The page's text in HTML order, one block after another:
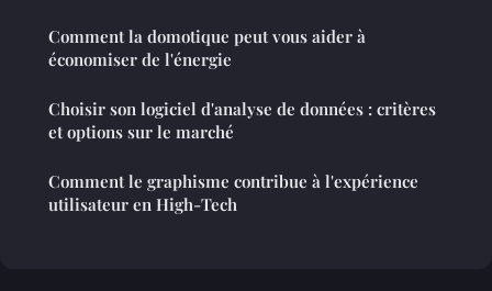
Comment la domotique peut vous aider à
économiser de l'énergie
Choisir son logiciel d'analyse de données : critères
et options sur le marché
Comment le graphisme contribue à l'expérience
utilisateur en High-Tech